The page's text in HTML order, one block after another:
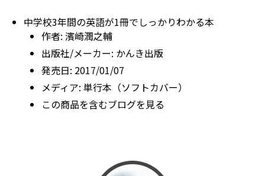
中学校3年間の英語が1冊でしっかりわかる本
作者: 濱崎潤之輔
出版社/メーカー: かんき出版
発売日: 2017/01/07
メディア: 単行本（ソフトカバー）
この商品を含むブログを見る